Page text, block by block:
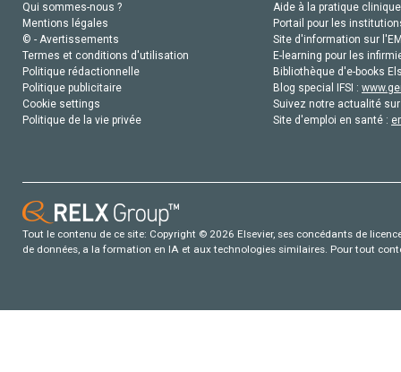
Qui sommes-nous ?
Mentions légales
© - Avertissements
Termes et conditions d'utilisation
Politique rédactionnelle
Politique publicitaire
Cookie settings
Politique de la vie privée
Aide à la pratique
Portail pour les
Site d'information sur
E-learning pour les
Bibliothèque d'e-books
Blog special IFSI :
Suivez notre actualité
Site d'emploi en santé :
Tout le contenu de ce site: Copyright © 2026 Elsevier, ses concédants de
de données, a la formation en IA et aux technologies similaires. Pour tout